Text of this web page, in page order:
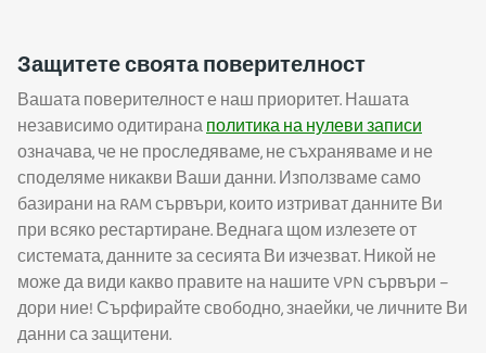
Защитете своята поверителност
Вашата поверителност е наш приоритет. Нашата
независимо одитиранаполитика на нулеви записи
означава, че не проследяваме, не съхраняваме и не
споделяме никакви Ваши данни. Използваме само
базирани на RAM сървъри, които изтриват данните Ви
при всяко рестартиране. Веднага щом излезете от
системата, данните за сесията Ви изчезват. Никой не
може да види какво правите на нашите VPN сървъри –
дори ние! Сърфирайте свободно, знаейки, че личните Ви
данни са защитени.